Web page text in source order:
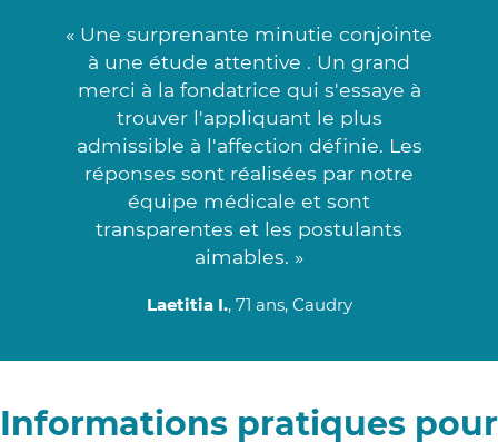
« Une surprenante minutie conjointe
à une étude attentive . Un grand
merci à la fondatrice qui s'essaye à
trouver l'appliquant le plus
admissible à l'affection définie. Les
réponses sont réalisées par notre
équipe médicale et sont
transparentes et les postulants
aimables. »
Laetitia I., 71 ans, Caudry
Informations pratiques pour